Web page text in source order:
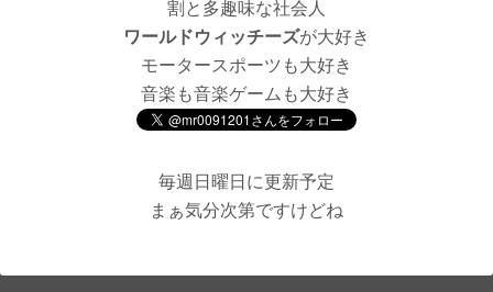
割と多趣味な社会人
ワールドウィッチーズが大好き
モータースポーツも大好き
音楽も音楽ゲームも大好き
毎週日曜日に更新予定
まぁ気分次第ですけどね